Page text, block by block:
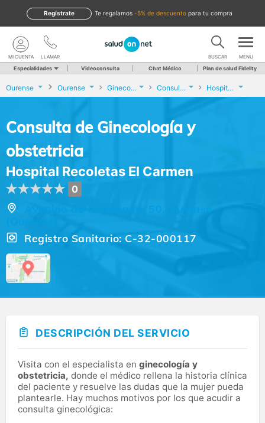
te regalamos -5% de descuento para tu compra
Regístrate
LLAMAR
MI CUENTA BUSCAR MENU
Especialidades Videoconsulta Chat Médico Plan de salud Fidelity
Ourense Ourense Ginecología y Obstetricia Consulta de Ginecología y obstetricia Hospital Recoletas El Carmen
Consulta de Ginecología y
obstetricia
Hospital Recoletas El Carmen
0
Avenida de la Habana, 50, Ourense
Registro Sanitario: C-32-000117
DESCRIPCIÓN DEL SERVICIO
Visita con el especialista en ginecología y
obstetricia, donde el médico rellena la historia clínica
del paciente y resuelve las dudas que la mujer pueda
plantearle. Hay muchos motivos por los que acudir a
consulta ginecológica: